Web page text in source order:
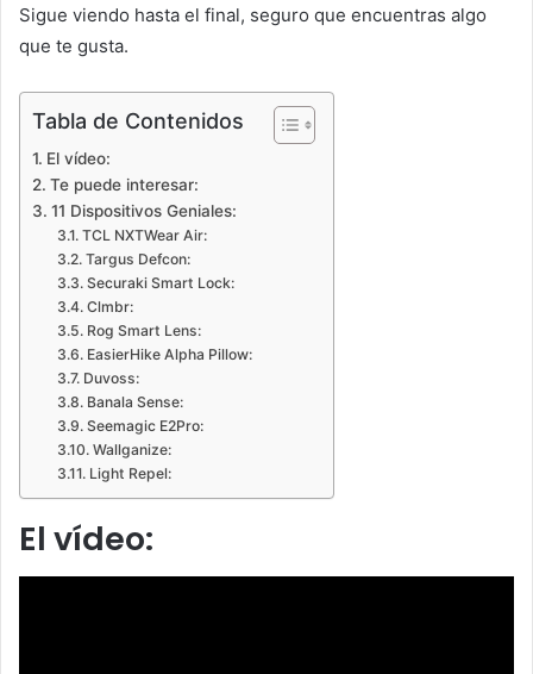
Sigue viendo hasta el final, seguro que encuentras algo
que te gusta.
Tabla de Contenidos
El vídeo:
Te puede interesar:
11 Dispositivos Geniales:
TCL NXTWear Air:
Targus Defcon:
Securaki Smart Lock:
Clmbr:
Rog Smart Lens:
EasierHike Alpha Pillow:
Duvoss:
Banala Sense:
Seemagic E2Pro:
Wallganize:
Light Repel:
El vídeo: